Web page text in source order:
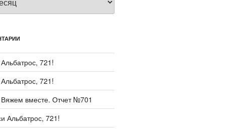
Альбатрос, 721!
Альбатрос, 721!
Вяжем вместе. Отчет №701
Альбатрос, 721!